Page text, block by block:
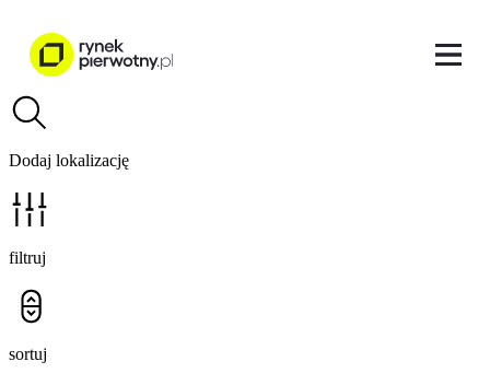
Dodaj lokalizację
filtruj
sortuj